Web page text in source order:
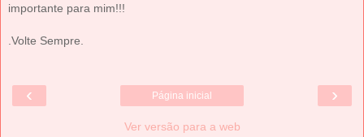
importante para mim!!!
.Volte Sempre.
‹ ›
Página inicial
Ver versão para a web